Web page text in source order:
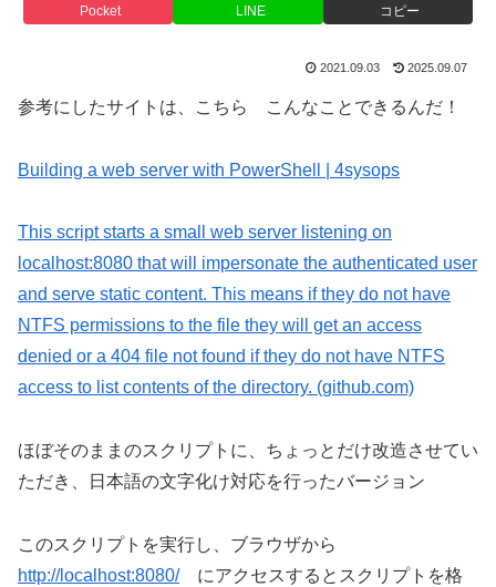
Pocket LINE コピー
2021.09.03 2025.09.07
参考にしたサイトは、こちら こんなことできるんだ！
Building a web server with PowerShell | 4sysops
This script starts a small web server listening on
localhost:8080 that will impersonate the authenticated user
and serve static content. This means if they do not have
NTFS permissions to the file they will get an access
denied or a 404 file not found if they do not have NTFS
access to list contents of the directory. (github.com)
ほぼそのままのスクリプトに、ちょっとだけ改造させてい
ただき、日本語の文字化け対応を行ったバージョン
このスクリプトを実行し、ブラウザから
http://localhost:8080/にアクセスするとスクリプトを格